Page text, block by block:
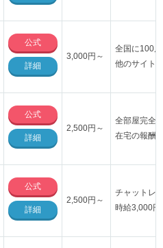
公式
詳細
3,000円～
全国に100
他のサイト
公式
詳細
2,500円～
全部屋完全
在宅の報酬
公式
詳細
2,500円～
チャットレ
時給3,000